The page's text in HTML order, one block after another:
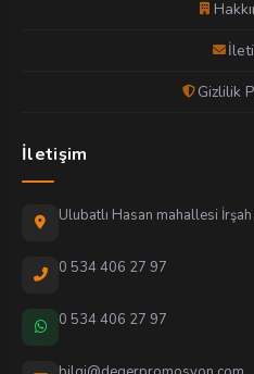
Gizlilik
İletişim
Ulubatlı Hasan mahallesi
0 534 406 27 97
0 534 406 27 97